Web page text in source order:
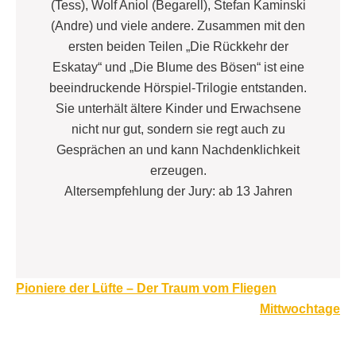
(Tess), Wolf Aniol (Begarell), Stefan Kaminski
(Andre) und viele andere. Zusammen mit den
ersten beiden Teilen „Die Rückkehr der
Eskatay“ und „Die Blume des Bösen“ ist eine
beeindruckende Hörspiel-Trilogie entstanden.
Sie unterhält ältere Kinder und Erwachsene
nicht nur gut, sondern sie regt auch zu
Gesprächen an und kann Nachdenklichkeit
erzeugen.
Altersempfehlung der Jury: ab 13 Jahren
Beitragsnavigation
Pioniere der Lüfte – Der Traum vom Fliegen
Mittwochtage